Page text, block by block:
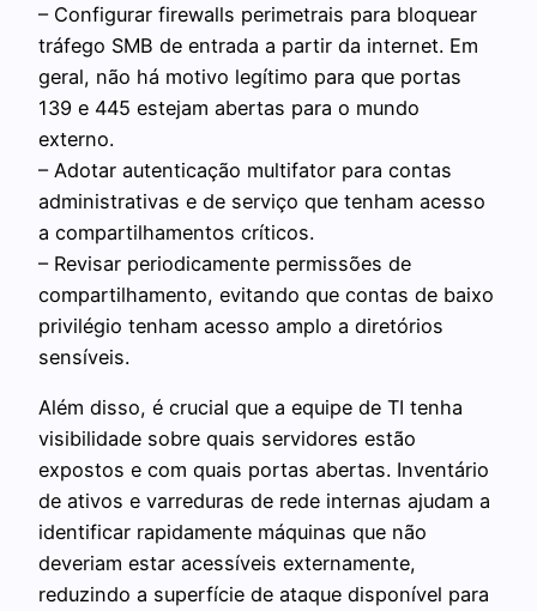
– Configurar firewalls perimetrais para bloquear
tráfego SMB de entrada a partir da internet. Em
geral, não há motivo legítimo para que portas
139 e 445 estejam abertas para o mundo
externo.
– Adotar autenticação multifator para contas
administrativas e de serviço que tenham acesso
a compartilhamentos críticos.
– Revisar periodicamente permissões de
compartilhamento, evitando que contas de baixo
privilégio tenham acesso amplo a diretórios
sensíveis.
Além disso, é crucial que a equipe de TI tenha
visibilidade sobre quais servidores estão
expostos e com quais portas abertas. Inventário
de ativos e varreduras de rede internas ajudam a
identificar rapidamente máquinas que não
deveriam estar acessíveis externamente,
reduzindo a superfície de ataque disponível para